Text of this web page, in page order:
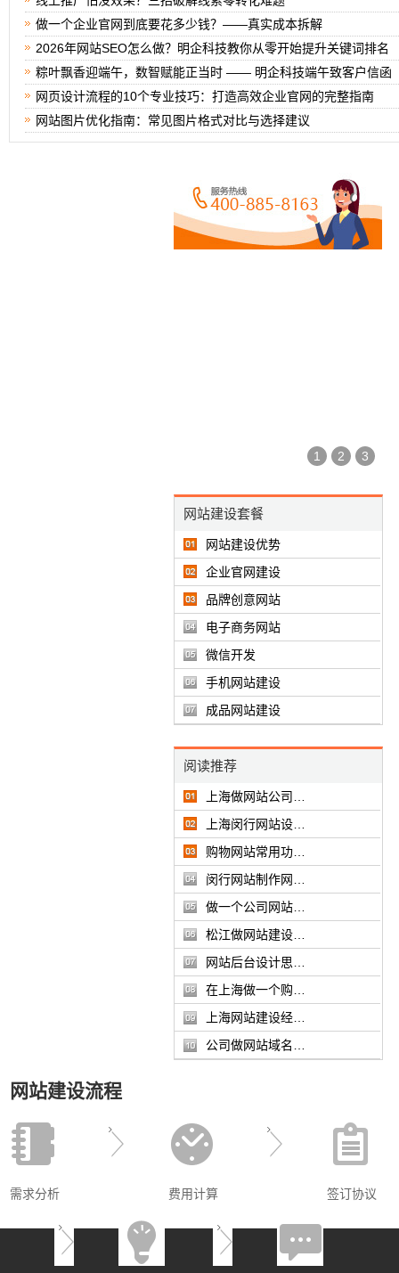
做一个企业官网到底要花多少钱？——真实成本拆解
2026年网站SEO怎么做？明企科技教你从零开始提升关键词排名
粽叶飘香迎端午，数智赋能正当时 —— 明企科技端午致客户信函
网页设计流程的10个专业技巧：打造高效企业官网的完整指南
网站图片优化指南：常见图片格式对比与选择建议
1 2 3
网站建设套餐
网站建设优势
企业官网建设
品牌创意网站
电子商务网站
微信开发
手机网站建设
成品网站建设
阅读推荐
上海做网站公司…
上海闵行网站设…
购物网站常用功…
闵行网站制作网…
做一个公司网站…
松江做网站建设…
网站后台设计思…
在上海做一个购…
上海网站建设经…
公司做网站域名…
网站建设流程
需求分析 费用计算 签订协议